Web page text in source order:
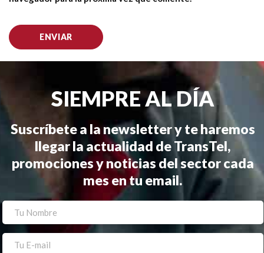
SIEMPRE AL DÍA
Suscríbete a la newsletter y te haremos
llegar la actualidad de TransTel,
promociones y noticias del sector cada
mes en tu email.